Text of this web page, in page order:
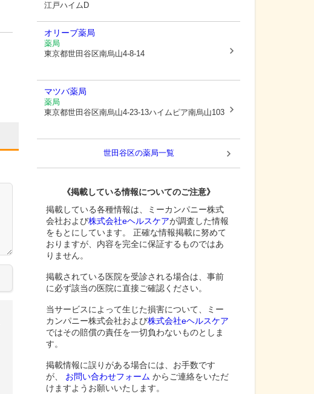
江戸ハイムD
オリーブ薬局
薬局
東京都世田谷区南烏山4-8-14
マツバ薬局
薬局
東京都世田谷区南烏山4-23-13ハイムピア南烏山103
世田谷区の薬局一覧
《掲載している情報についてのご注意》
掲載している各種情報は、ミーカンパニー株式
会社および株式会社eヘルスケアが調査した情報
をもとにしています。 正確な情報掲載に努めて
おりますが、内容を完全に保証するものではあ
りません。
掲載されている医院を受診される場合は、事前
に必ず該当の医院に直接ご確認ください。
当サービスによって生じた損害について、ミー
カンパニー株式会社および株式会社eヘルスケア
ではその賠償の責任を一切負わないものとしま
す。
掲載情報に誤りがある場合には、お手数です
が、
お問い合わせフォーム からご連絡をいただ
けますようお願いいたします。